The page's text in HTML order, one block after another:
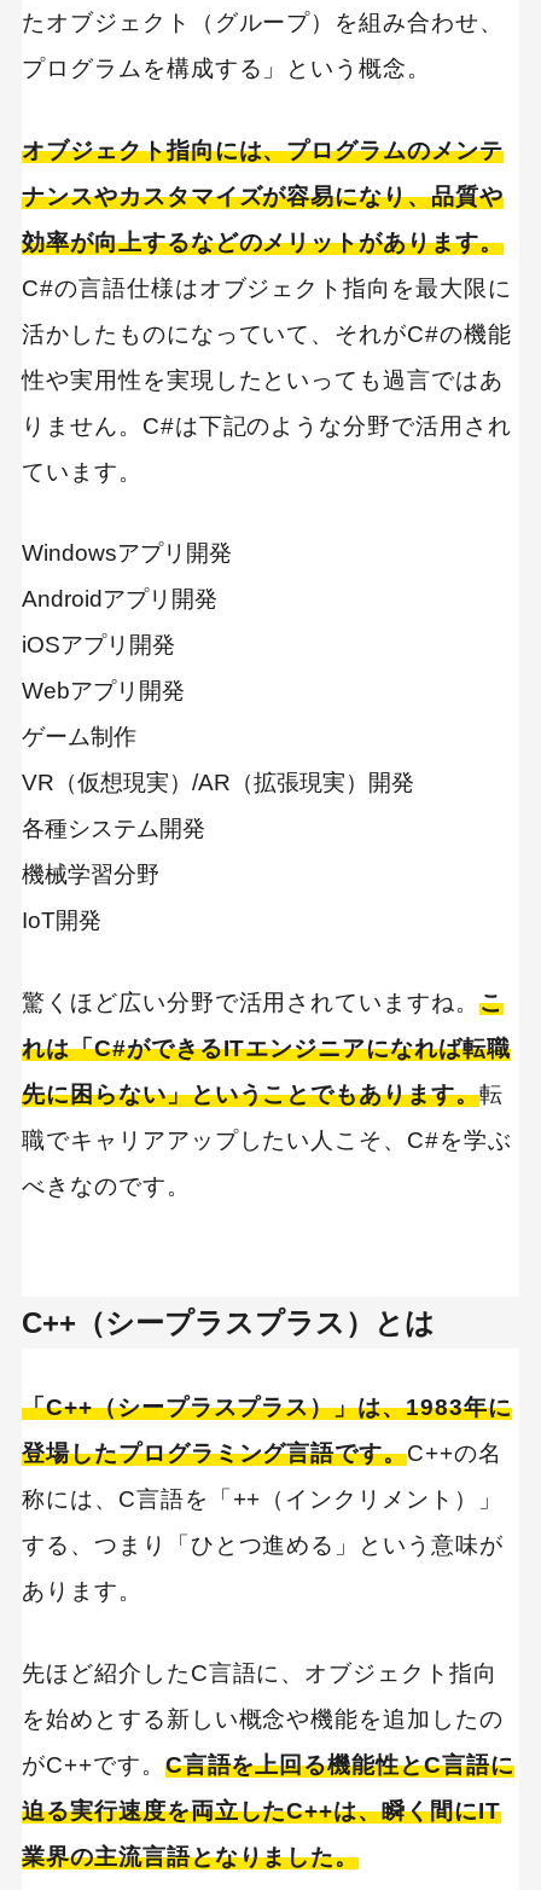
たオブジェクト（グループ）を組み合わせ、
プログラムを構成する」という概念。
オブジェクト指向には、プログラムのメンテ
ナンスやカスタマイズが容易になり、品質や
効率が向上するなどのメリットがあります。
C#の言語仕様はオブジェクト指向を最大限に
活かしたものになっていて、それがC#の機能
性や実用性を実現したといっても過言ではあ
りません。C#は下記のような分野で活用され
ています。
Windowsアプリ開発
Androidアプリ開発
iOSアプリ開発
Webアプリ開発
ゲーム制作
VR（仮想現実）/AR（拡張現実）開発
各種システム開発
機械学習分野
IoT開発
驚くほど広い分野で活用されていますね。こ
れは「C#ができるITエンジニアになれば転職
先に困らない」ということでもあります。転
職でキャリアアップしたい人こそ、C#を学ぶ
べきなのです。
C++（シープラスプラス）とは
「C++（シープラスプラス）」は、1983年に
登場したプログラミング言語です。C++の名
称には、C言語を「++（インクリメント）」
する、つまり「ひとつ進める」という意味が
あります。
先ほど紹介したC言語に、オブジェクト指向
を始めとする新しい概念や機能を追加したの
がC++です。 C言語を上回る機能性とC言語に
迫る実行速度を両立したC++は、瞬く間にIT
業界の主流言語となりました。